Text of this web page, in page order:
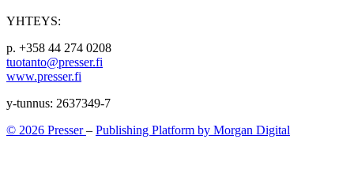
YHTEYS:
p. +358 44 274 0208
tuotanto@presser.fi
www.presser.fi
y-tunnus: 2637349-7
© 2026 Presser– Publishing Platform by Morgan Digital